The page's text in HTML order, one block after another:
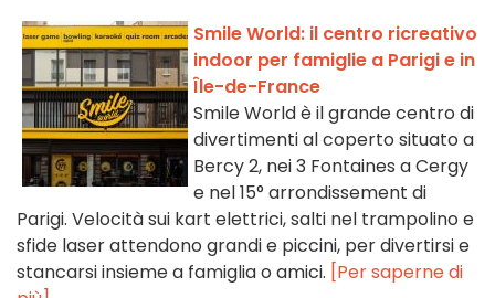
Smile World: il centro ricreativo
indoor per famiglie a Parigi e in
Île-de-France
Smile World è il grande centro di
divertimenti al coperto situato a
Bercy 2, nei 3 Fontaines a Cergy
e nel 15° arrondissement di
Parigi. Velocità sui kart elettrici, salti nel trampolino e
sfide laser attendono grandi e piccini, per divertirsi e
stancarsi insieme a famiglia o amici. [Per saperne di